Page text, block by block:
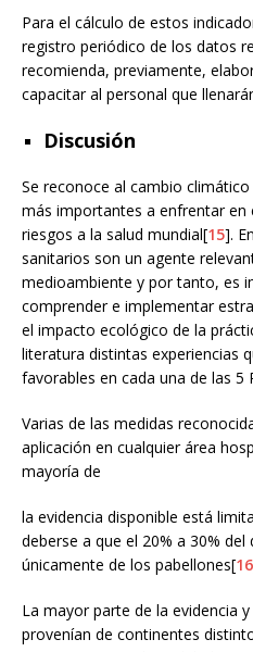
Para el cálculo de estos
registro periódico de los datos
recomienda, previamente,
capacitar al personal que
Discusión
Se reconoce al cambio
más importantes a enfrentar en
riesgos a la salud mundial[15].
sanitarios son un agente
medioambiente y por tanto, es
comprender e implementar
el impacto ecológico de la
literatura distintas experiencias
favorables en cada una de las 5
Varias de las medidas
aplicación en cualquier área
mayoría de
la evidencia disponible está
deberse a que el 20% a 30%
únicamente de los pabellones[16
La mayor parte de la evidencia
provenían de continentes